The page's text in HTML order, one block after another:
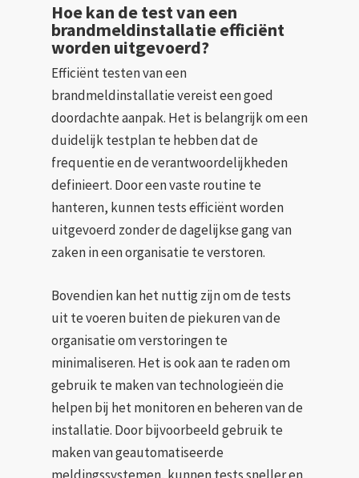
Hoe kan de test van een
brandmeldinstallatie efficiënt
worden uitgevoerd?
Efficiënt testen van een
brandmeldinstallatie vereist een goed
doordachte aanpak. Het is belangrijk om een
duidelijk testplan te hebben dat de
frequentie en de verantwoordelijkheden
definieert. Door een vaste routine te
hanteren, kunnen tests efficiënt worden
uitgevoerd zonder de dagelijkse gang van
zaken in een organisatie te verstoren.
Bovendien kan het nuttig zijn om de tests
uit te voeren buiten de piekuren van de
organisatie om verstoringen te
minimaliseren. Het is ook aan te raden om
gebruik te maken van technologieën die
helpen bij het monitoren en beheren van de
installatie. Door bijvoorbeeld gebruik te
maken van geautomatiseerde
meldingssystemen, kunnen tests sneller en